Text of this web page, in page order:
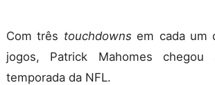
Com três touchdowns em cada um
jogos, Patrick Mahomes
temporada da NFL.